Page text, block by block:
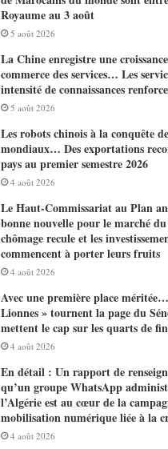
Royaume au 3 août
5 août 2026
La Chine enregistre une
commerce des services… Les
intensité de connaissances
5 août 2026
Les robots chinois à la conquête
mondiaux… Des exportations
pays au premier semestre 2026
4 août 2026
Le Haut-Commissariat au Plan
bonne nouvelle pour le marché
chômage recule et les
commencent à porter leurs fruits
4 août 2026
Avec une première place
Lionnes » tournent la page du
mettent le cap sur les quarts de
4 août 2026
En détail : Un rapport de
qu’un groupe WhatsApp
l’Algérie est au cœur de la
mobilisation numérique liée à la
4 août 2026